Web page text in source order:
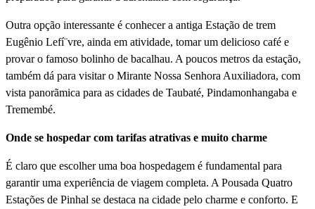
Outra opção interessante é conhecer a antiga Estação de trem
Eugênio Lefí¨vre, ainda em atividade, tomar um delicioso café e
provar o famoso bolinho de bacalhau. A poucos metros da estação,
também dá para visitar o Mirante Nossa Senhora Auxiliadora, com
vista panorãmica para as cidades de Taubaté, Pindamonhangaba e
Tremembé.
Onde se hospedar com tarifas atrativas e muito charme
É claro que escolher uma boa hospedagem é fundamental para
garantir uma experiência de viagem completa. A Pousada Quatro
Estações de Pinhal se destaca na cidade pelo charme e conforto. E